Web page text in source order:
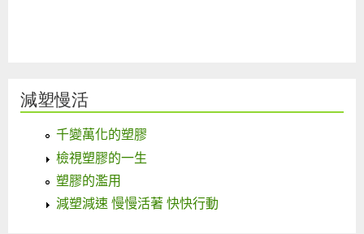
減塑慢活
千變萬化的塑膠
檢視塑膠的一生
塑膠的濫用
減塑減速 慢慢活著 快快行動